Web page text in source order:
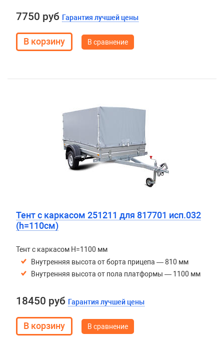
7750 руб Гарантия лучшей цены
В сравнение
Тент с каркасом 251211 для 817701 исп.032
(h=110см)
Тент с каркасом H=1100 мм
Внутренняя высота от борта прицепа — 810 мм
Внутренняя высота от пола платформы — 1100 мм
18450 руб Гарантия лучшей цены
В сравнение